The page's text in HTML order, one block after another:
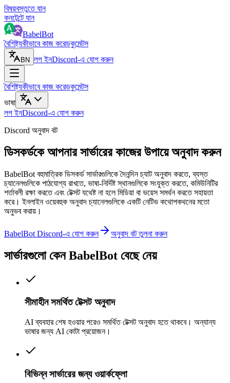
বিষয়বস্তুতে যান
কনটেন্টে যান
BabelBot
বৈশিষ্ট্যকীভাবে কাজ করেডকুমেন্টস
BN লগ ইনDiscord-এ যোগ করুন
বৈশিষ্ট্যকীভাবে কাজ করেডকুমেন্টস
ভাষা
লগ ইনDiscord-এ যোগ করুন
Discord অনুবাদ বট
ডিসকর্ডকে আপনার সার্ভারের কাজের উপায়ে অনুবাদ করুন
BabelBot বহুমাত্রিক ডিসকর্ড সার্ভারগুলিকে দৈনন্দিন চ্যাট অনুবাদ করতে, ব্যস্ত
চ্যানেলগুলিকে পাঠযোগ্য রাখতে, ভাষা-নির্দিষ্ট স্থানগুলিকে সংযুক্ত করতে, কমিউনিটির
শর্তাবলী রক্ষা করতে এবং টেক্সট যথেষ্ট না হলে মিডিয়া বা ভয়েস সমর্থন করতে সহায়তা
করে। ইনলাইন ওয়েবহুক অনুবাদ চ্যানেলগুলিকে একটি নেটিভ কথোপকথনের মতো
অনুভব করায়।
BabelBot Discord-এ যোগ করুন অনুবাদ বট তুলনা করুন
সার্ভারগুলো কেন BabelBot বেছে নেয়
সীমাহীন সমর্থিত টেক্সট অনুবাদ
AI ব্যবহার শেষ হওয়ার পরেও সমর্থিত টেক্সট অনুবাদ হতে থাকবে। অন্যান্য
ভাষার জন্য AI কোটা প্রয়োজন।
বিভিন্ন সার্ভারের জন্য ওয়ার্কফ্লো